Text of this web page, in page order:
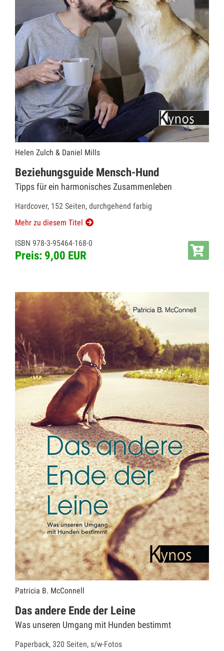
Helen Zulch & Daniel Mills
Beziehungsguide Mensch-Hund
Tipps für ein harmonisches Zusammenleben
Hardcover, 152 Seiten, durchgehend farbig
Mehr zu diesem Titel
ISBN 978-3-95464-168-0
Preis: 9,00 EUR
Patricia B. McConnell
Das andere Ende der Leine
Was unseren Umgang mit Hunden bestimmt
Paperback, 320 Seiten, s/w-Fotos